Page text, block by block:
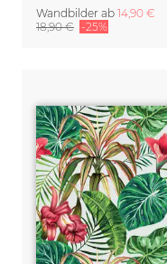
Wandbilder ab 14,90 €
18,90 € -25%